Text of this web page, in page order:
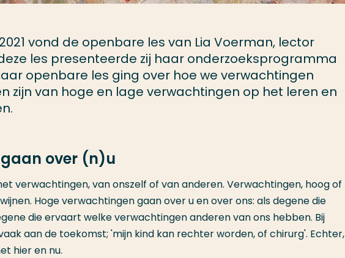
vond de openbare les van Lia Voerman, lector
les presenteerde zij haar onderzoeksprogramma
openbare les ging over hoe we verwachtingen
zijn van hoge en lage verwachtingen op het leren en
over (n)u
verwachtingen, van onszelf of van anderen. Verwachtingen, hoog of
Hoge verwachtingen gaan over u en over ons: als degene die
die ervaart welke verwachtingen anderen van ons hebben. Bij
aan de toekomst; 'mijn kind kan rechter worden, of chirurg'. Echter,
hier en nu.